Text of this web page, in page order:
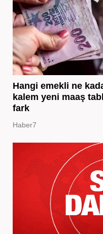
Hangi emekli ne
kalem yeni maaş
fark
Haber7